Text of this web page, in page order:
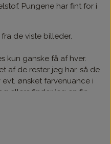
Pungene har fint for i
de viste billeder.
kun ganske få af hver.
af de rester jeg har, så de
ønsket farvenuance i
ellers finder jeg en fin